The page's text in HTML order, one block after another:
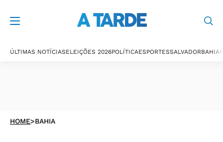
ÚLTIMAS NOTÍCIASELEIÇÕES 2026POLÍTICAESPORTESSALVADORBAHIA
HOME>BAHIA